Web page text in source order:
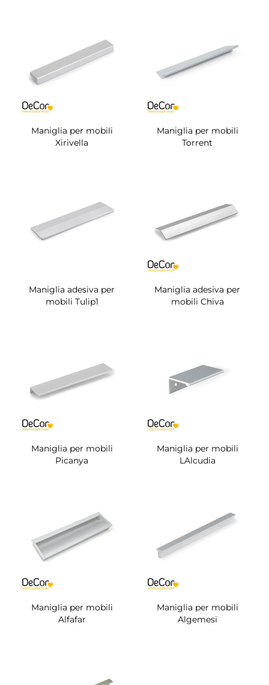
Maniglia per mobili
Xirivella
Maniglia per mobili
Torrent
Maniglia adesiva per
mobili Tulip1
Maniglia adesiva per
mobili Chiva
Maniglia per mobili
Picanya
Maniglia per mobili
LAlcudia
Maniglia per mobili
Alfafar
Maniglia per mobili
Algemesi